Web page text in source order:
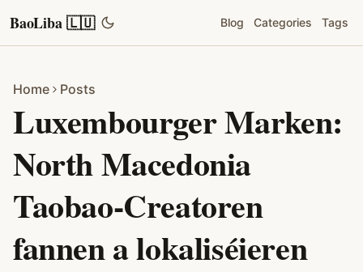
BaoLiba 🇱🇺 Blog Categories Tags
Home Posts
Luxembourger Marken:
North Macedonia
Taobao-Creatoren
fannen a lokaliséieren